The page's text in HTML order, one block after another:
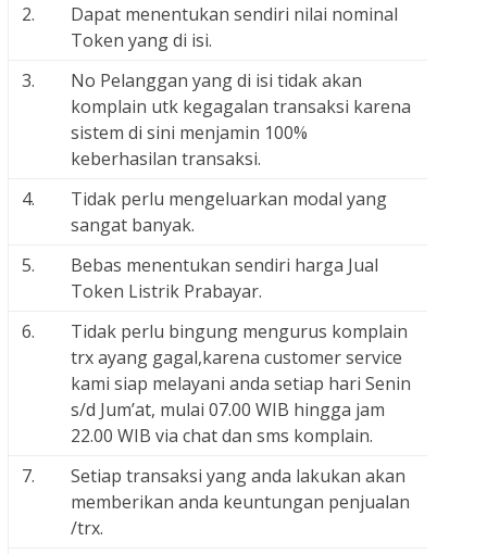
2.
Dapat menentukan sendiri nilai nominal
Token yang di isi.
3.
No Pelanggan yang di isi tidak akan
komplain utk kegagalan transaksi karena
sistem di sini menjamin 100%
keberhasilan transaksi.
4.
Tidak perlu mengeluarkan modal yang
sangat banyak.
5.
Bebas menentukan sendiri harga Jual
Token Listrik Prabayar.
6.
Tidak perlu bingung mengurus komplain
trx ayang gagal,karena customer service
kami siap melayani anda setiap hari Senin
s/d Jum’at, mulai 07.00 WIB hingga jam
22.00 WIB via chat dan sms komplain.
7.
Setiap transaksi yang anda lakukan akan
memberikan anda keuntungan penjualan
/trx.